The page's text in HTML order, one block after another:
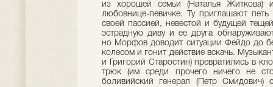
из хорошей семьи (Наталья Житкова)
любовнице-певичке. Ту приглашают
своей пассией, невестой и будущей
эстрадную диву и ее друга
но Морфов доводит ситуации Фейдо до
колесом и гонит действие вскачь.
и Григорий Старостин) превратились в
трюк (им среди прочего ничего не
боливийский генерал (Петр Смидович)